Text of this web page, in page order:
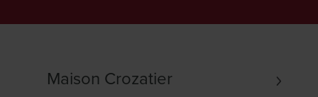
Maison Crozatier